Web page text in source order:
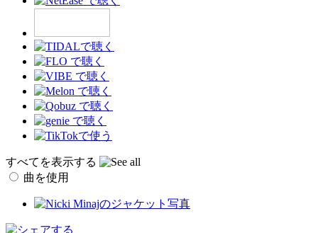
すべてを表示する
曲を使用